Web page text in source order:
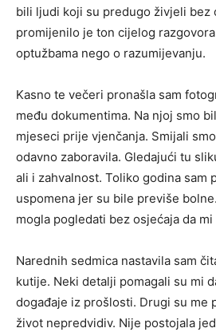
bili ljudi koji su predugo živjeli bez
promijenilo je ton cijelog
optužbama nego o razumijevanju.
Kasno te večeri pronašla sam
među dokumentima. Na njoj smo
mjeseci prije vjenčanja. Smijali
odavno zaboravila. Gledajući tu
ali i zahvalnost. Toliko godina sam
uspomena jer su bile previše
mogla pogledati bez osjećaja da
Narednih sedmica nastavila sam
kutije. Neki detalji pomagali su mi
događaje iz prošlosti. Drugi su me
život nepredvidiv. Nije postojala